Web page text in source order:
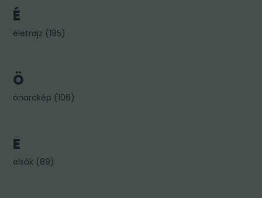
É
életrajz (195)
Ö
önarckép (106)
E
elsők (89)